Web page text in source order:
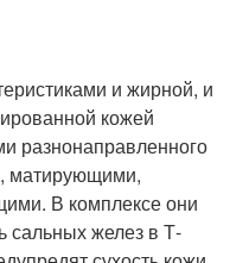
и жирной, и
кожей
разнонаправленного
матирующими,
В комплексе они
сальных желез в Т-